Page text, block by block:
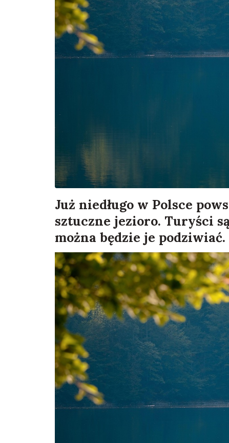
Już niedługo w Polsce
sztuczne jezioro. Turyści
można będzie je podziwiać.